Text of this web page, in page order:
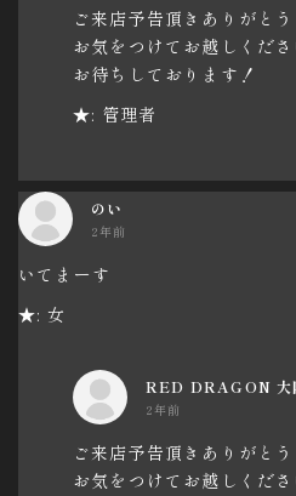
ご来店予告頂きありがと
お気をつけてお越しくださ
お待ちしております！
★: 管理者
のい
2年前
いてまーす
★: 女
RED DRAGON 大
2年前
ご来店予告頂きありがと
お気をつけてお越しくださ